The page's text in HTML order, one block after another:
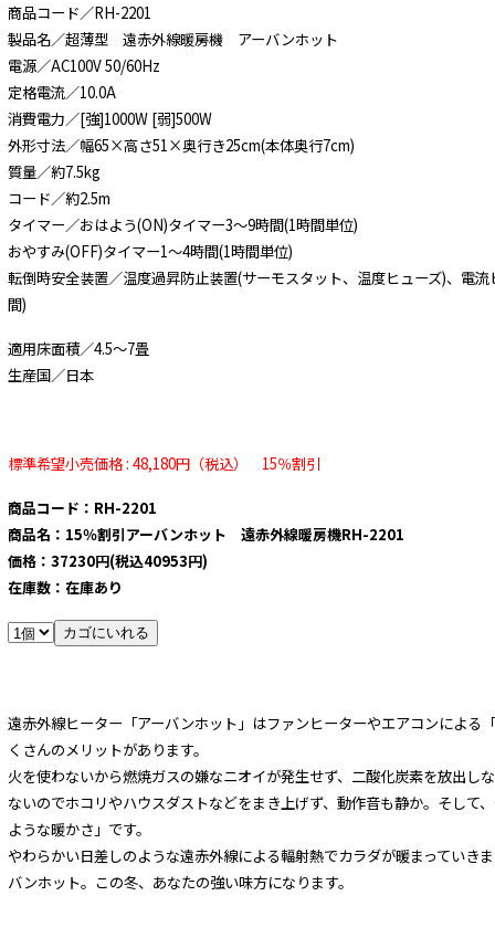
商品コード／RH-2201
製品名／超薄型 遠赤外線暖房機 アーバンホット
電源／AC100V 50/60Hz
定格電流／10.0A
消費電力／[強]1000W [弱]500W
外形寸法／幅65×高さ51×奥行き25cm(本体奥行7cm)
質量／約7.5kg
コード／約2.5m
タイマー／おはよう(ON)タイマー3～9時間(1時間単位)
おやすみ(OFF)タイマー1～4時間(1時間単位)
転倒時安全装置／温度過昇防止装置(サーモスタット、温度ヒューズ)、電
間)
適用床面積／4.5～7畳
生産国／日本
標準希望小売価格 : 48,180円（税込） 15％割引
商品コード：RH-2201
商品名：15％割引アーバンホット 遠赤外線暖房機RH-2201
価格：37230円(税込40953円)
在庫数：在庫あり
遠赤外線ヒーター「アーバンホット」はファンヒーターやエアコンによる
くさんのメリットがあります。
火を使わないから燃焼ガスの嫌なニオイが発生せず、二酸化炭素を放出し
ないのでホコリやハウスダストなどをまき上げず、動作音も静か。そして
ような暖かさ」です。
やわらかい日差しのような遠赤外線による輻射熱でカラダが暖まっていき
バンホット。この冬、あなたの強い味方になります。